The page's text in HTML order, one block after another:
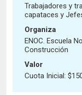
Trabajadores y
capataces y
Organiza
ENOC. Escuela
Construcción
Valor
Cuota Inicial: